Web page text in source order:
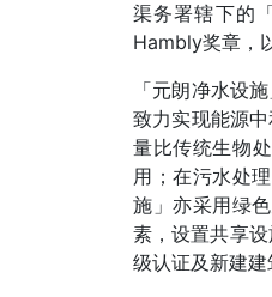
渠务署辖下的
Hambly奖章，
「元朗净水设
致力实现能源
量比传统生物
用；在污水处
施」亦采用绿
素，设置共享
级认证及新建建